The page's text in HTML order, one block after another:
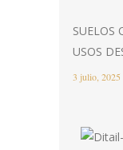
SUELOS
USOS
3 julio, 2025